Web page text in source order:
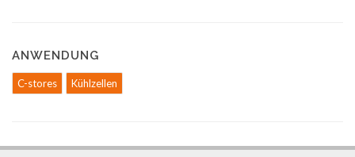
ANWENDUNG
C-stores Kühlzellen